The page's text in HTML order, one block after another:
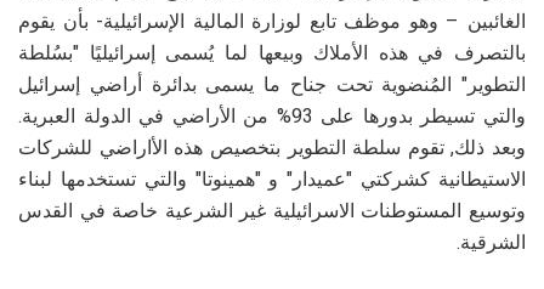
الغائبين – وهو موظف تابع لوزارة المالية الإسرائيلية- بأن يقوم
بالتصرف في هذه الأملاك وبيعها لما يُسمى إسرائيليًا "بسُلطة
التطوير" المُنضوية تحت جناح ما يسمى بدائرة أراضي إسرائيل
والتي تسيطر بدورها على 93% من الأراضي في الدولة العبرية.
وبعد ذلك, تقوم سلطة التطوير بتخصيص هذه الأاراضي للشركات
الاستيطانية كشركتي "عميدار" و "همينوتا" والتي تستخدمها لبناء
وتوسيع المستوطنات الاسرائيلية غير الشرعية خاصة في القدس
الشرقية.